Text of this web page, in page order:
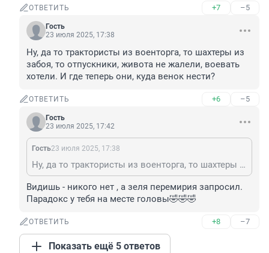
ОТВЕТИТЬ +7 –5
Гость
23 июля 2025, 17:38
Ну, да то трактористы из военторга, то шахтеры из
забоя, то отпускники, живота не жалели, воевать
хотели. И где теперь они, куда венок нести?
ОТВЕТИТЬ +6 –5
Гость
23 июля 2025, 17:42
Гость23 июля 2025, 17:38
Ну, да то трактористы из военторга, то шахтеры из забоя, то отпускники, живота не жалели, воевать хотели. И где теперь они, куда венок нести?
Видишь - никого нет , а зеля перемирия запросил.
Парадокс у тебя на месте головы🤣🤣🤣
ОТВЕТИТЬ +8 –7
Показать ещё 5 ответов